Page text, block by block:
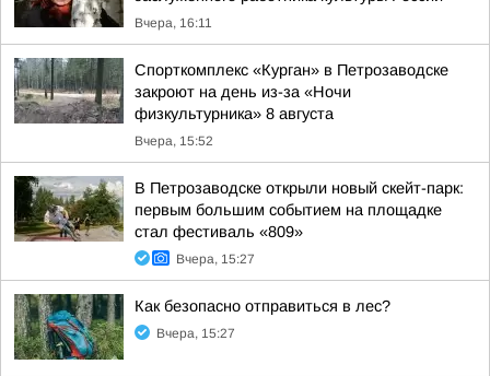
Вчера, 16:11
Спорткомплекс «Курган» в Петрозаводске
закроют на день из-за «Ночи
физкультурника» 8 августа
Вчера, 15:52
В Петрозаводске открыли новый скейт-парк:
первым большим событием на площадке
стал фестиваль «809»
Вчера, 15:27
Как безопасно отправиться в лес?
Вчера, 15:27